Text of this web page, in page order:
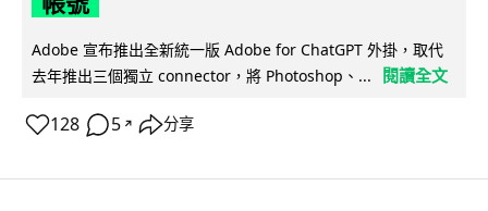
Adobe 宣布推出全新統一版 Adobe for ChatGPT 外掛，取代
去年推出三個獨立 connector，將 Photoshop、...
閱讀全文
128 5 ↗ 分享